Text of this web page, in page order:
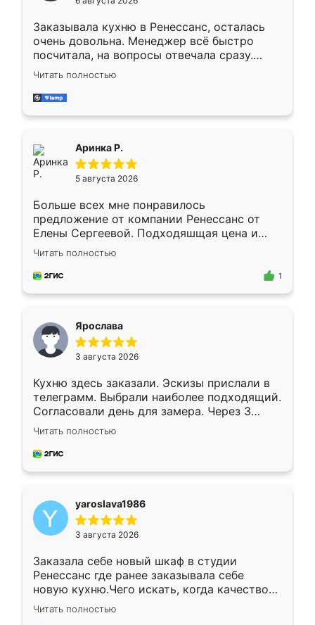
мебели буду заказывать только здесь.
Заказывала кухню в Ренессанс, осталась
очень довольна. Менеджер всё быстро
посчитала, на вопросы отвечала сразу.
Замерщик приехал в субботу, подошёл к
делу со всей ответственностью. Собрали
за день, ребята работали аккуратно, даже
Читать полностью
Аринка Р.
5 августа 2026
Больше всех мне понравилось
предложение от компании Ренессанс от
Елены Сергеевой. Подходяшщая цена и
короткие сроки изготовления. Приехавший
для замера сотрудник Владислав
предложил по моему эскизу самый
Читать полностью
1
Ярослава
3 августа 2026
Кухню здесь заказали. Эскизы прислали в
телеграмм. Выбрали наиболее подходящий.
Согласовали день для замера. Через 3
недели кухня была уже готова. Остались
довольны работой. Спасибо Ренессанс
мебель за качественную работу!
Читать полностью
yaroslava1986
3 августа 2026
Заказала себе новый шкаф в студии
Ренессанс где ранее заказывала себе
новую кухню.Чего искать, когда качеством
вполне довольна. Служит кухня уже почти
два года, нареканий нет.
Читать полностью